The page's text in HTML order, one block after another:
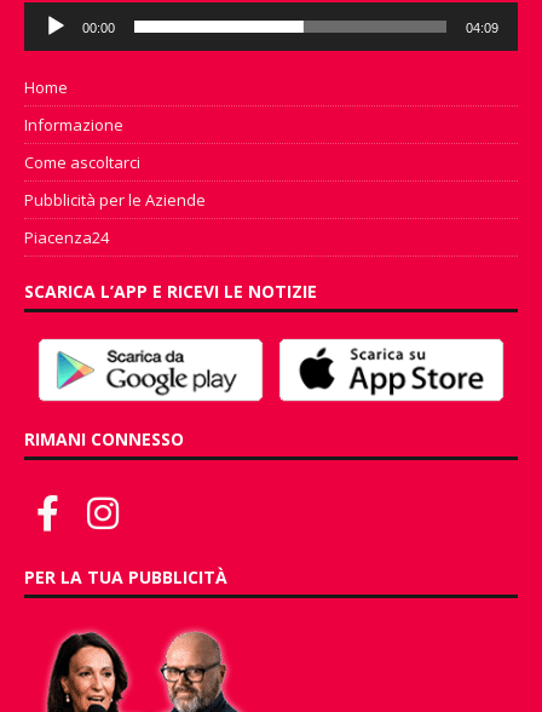
Audio
Player
00:00 04:09
Home
Informazione
Come ascoltarci
Pubblicità per le Aziende
Piacenza24
SCARICA L’APP E RICEVI LE NOTIZIE
RIMANI CONNESSO
PER LA TUA PUBBLICITÀ